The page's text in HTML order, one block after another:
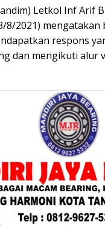
Letkol Inf Arif
8/2021)
respons
dan mengikuti alur